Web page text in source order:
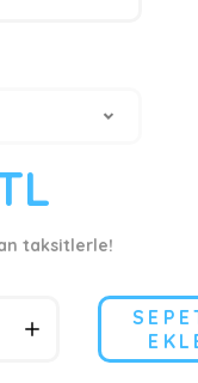
taksitlerle!